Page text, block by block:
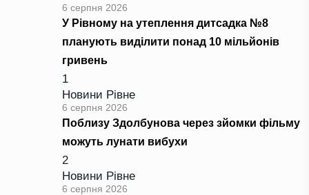
6 серпня 2026
У Рівному на утеплення дитсадка №8
планують виділити понад 10 мільйонів
гривень
1
Новини Рівне
6 серпня 2026
Поблизу Здолбунова через зйомки фільму
можуть лунати вибухи
2
Новини Рівне
6 серпня 2026